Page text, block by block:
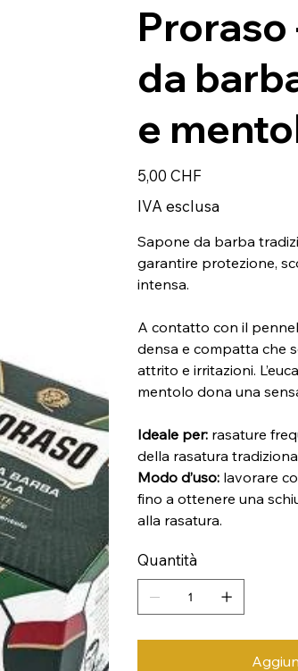
Proraso
da
e
Prezzo
5,00 CHF
IVA esclusa
Sapone da barba
garantire protezione,
intensa.
A contatto con il
densa e compatta che
attrito e irritazioni.
mentolo dona una
Ideale per:rasature
della rasatura
Modo d’uso:lavorare
fino a ottenere una
alla rasatura.
Quantità